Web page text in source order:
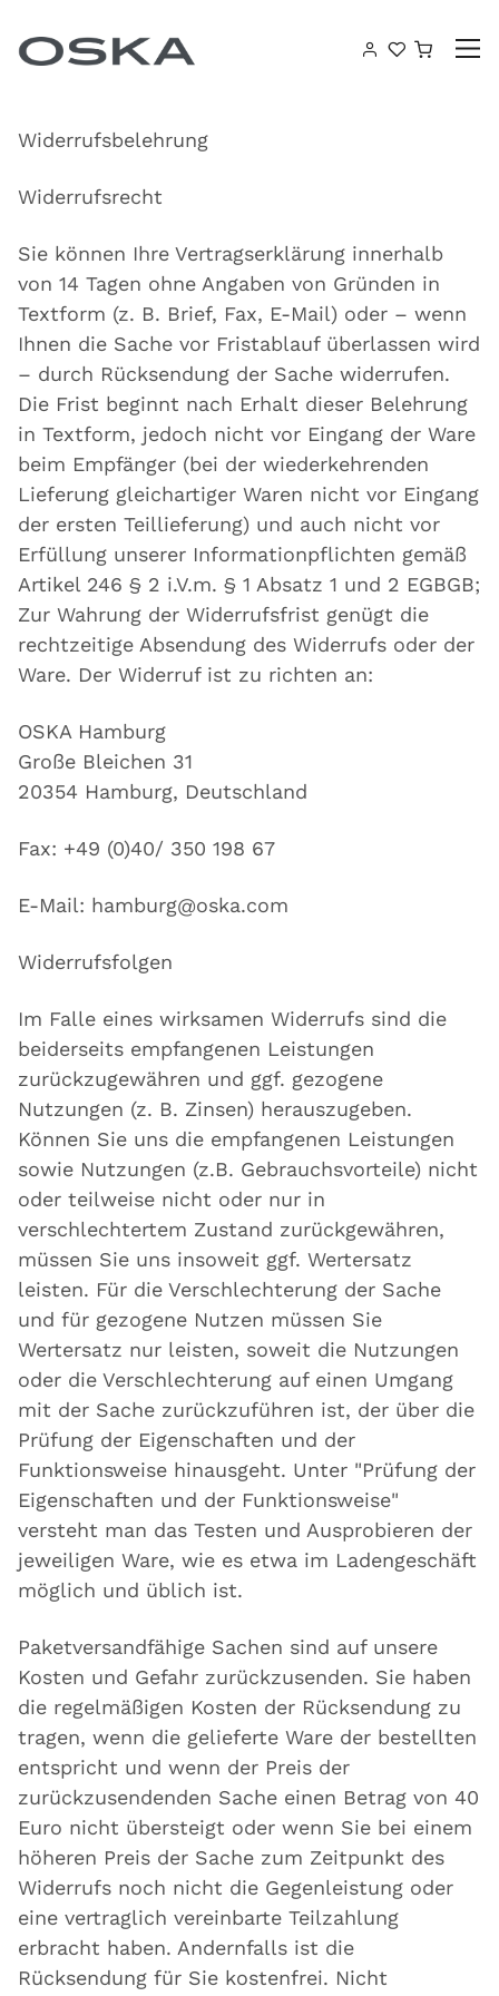
Widerrufsbelehrung
Widerrufsrecht
Sie können Ihre Vertragserklärung innerhalb
von 14 Tagen ohne Angaben von Gründen in
Textform (z. B. Brief, Fax, E-Mail) oder – wenn
Ihnen die Sache vor Fristablauf überlassen wird
– durch Rücksendung der Sache widerrufen.
Die Frist beginnt nach Erhalt dieser Belehrung
in Textform, jedoch nicht vor Eingang der Ware
beim Empfänger (bei der wiederkehrenden
Lieferung gleichartiger Waren nicht vor Eingang
der ersten Teillieferung) und auch nicht vor
Erfüllung unserer Informationpflichten gemäß
Artikel 246 § 2 i.V.m. § 1 Absatz 1 und 2 EGBGB;
Zur Wahrung der Widerrufsfrist genügt die
rechtzeitige Absendung des Widerrufs oder der
Ware. Der Widerruf ist zu richten an:
OSKA Hamburg
Große Bleichen 31
20354 Hamburg, Deutschland
Fax: +49 (0)40/ 350 198 67
E-Mail: hamburg@oska.com
Widerrufsfolgen
Im Falle eines wirksamen Widerrufs sind die
beiderseits empfangenen Leistungen
zurückzugewähren und ggf. gezogene
Nutzungen (z. B. Zinsen) herauszugeben.
Können Sie uns die empfangenen Leistungen
sowie Nutzungen (z.B. Gebrauchsvorteile) nicht
oder teilweise nicht oder nur in
verschlechtertem Zustand zurückgewähren,
müssen Sie uns insoweit ggf. Wertersatz
leisten. Für die Verschlechterung der Sache
und für gezogene Nutzen müssen Sie
Wertersatz nur leisten, soweit die Nutzungen
oder die Verschlechterung auf einen Umgang
mit der Sache zurückzuführen ist, der über die
Prüfung der Eigenschaften und der
Funktionsweise hinausgeht. Unter "Prüfung der
Eigenschaften und der Funktionsweise"
versteht man das Testen und Ausprobieren der
jeweiligen Ware, wie es etwa im Ladengeschäft
möglich und üblich ist.
Paketversandfähige Sachen sind auf unsere
Kosten und Gefahr zurückzusenden. Sie haben
die regelmäßigen Kosten der Rücksendung zu
tragen, wenn die gelieferte Ware der bestellten
entspricht und wenn der Preis der
zurückzusendenden Sache einen Betrag von 40
Euro nicht übersteigt oder wenn Sie bei einem
höheren Preis der Sache zum Zeitpunkt des
Widerrufs noch nicht die Gegenleistung oder
eine vertraglich vereinbarte Teilzahlung
erbracht haben. Andernfalls ist die
Rücksendung für Sie kostenfrei. Nicht